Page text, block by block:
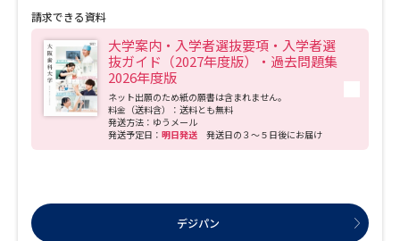
と行動力を身につけた人材を養成します。 加えて、医療保健学部 口腔工学科には新
コース「システム口腔工学コース」がスタート。デジタル技術の活用が促進されつ
つある歯科医療界に対応でき、広く活躍できる人材を育成します。
請求できる資料
大学案内・入学者選抜要項・入学者選
抜ガイド（2027年度版）・過去問題集
2026年度版
ネット出願のため紙の願書は含まれません。
料金（送料含）：送料とも無料
発送方法：ゆうメール
発送予定日： 明日発送 発送日の３～５日後にお届け
デジパン